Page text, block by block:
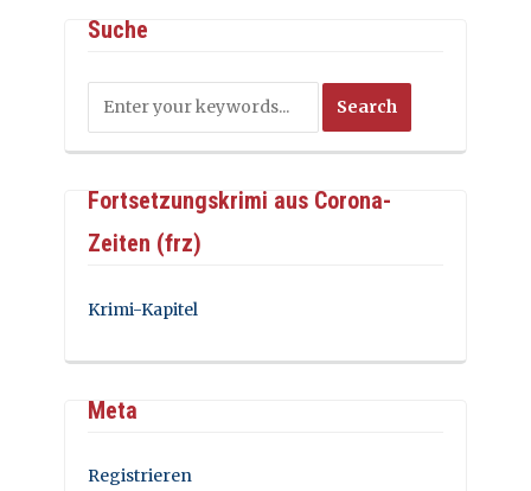
Suche
Fortsetzungskrimi aus Corona-
Zeiten (frz)
Krimi-Kapitel
Meta
Registrieren